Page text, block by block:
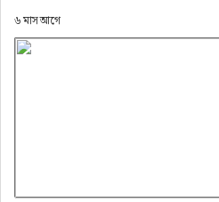
৬ মাস আগে